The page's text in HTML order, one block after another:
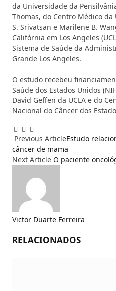
da Universidade da
Thomas, do Centro Médico da
S. Srivatsan e Marilene B.
Califórnia em Los Angeles
Sistema de Saúde da
Grande Los Angeles.
O estudo recebeu
Saúde dos Estados Unidos
David Geffen da UCLA e do
Nacional do Câncer dos
Facebook
EmailWhatsApp
Previous ArticleEstudo
câncer de mama
Next Article O paciente
Victor Duarte Ferreira
RELACIONADOS